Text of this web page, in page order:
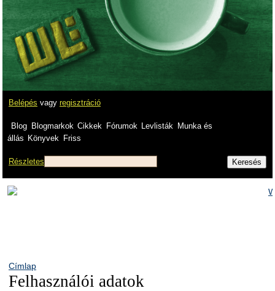
Belépés vagy regisztráció
Blog Blogmarkok Cikkek Fórumok Levlisták
Munka és
állás Könyvek Friss
Részletes
Címlap
Felhasználói adatok